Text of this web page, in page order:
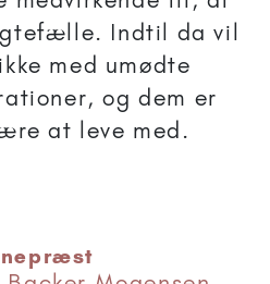
Indtil da vil
med umødte
og dem er
at leve med.